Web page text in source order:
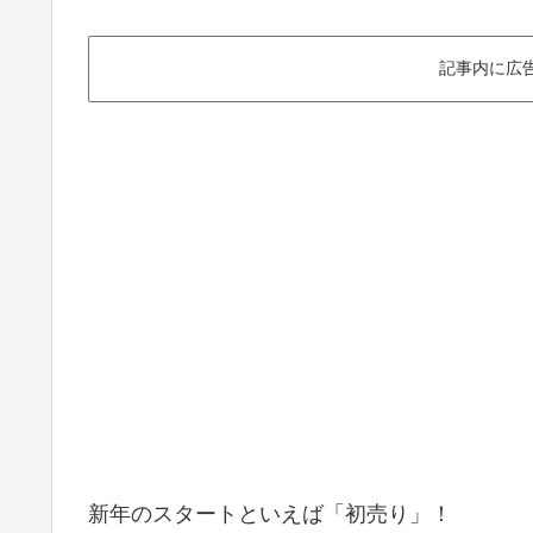
記事内に広
新年のスタートといえば「初売り」！